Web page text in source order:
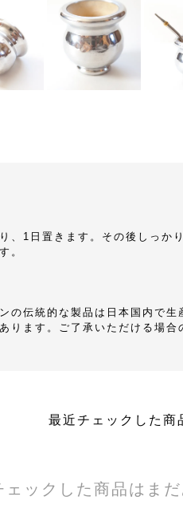
、1日置きます。その後しっか
。
の伝統的な製品は日本国内で生
ります。ご了承いただける場合
最近チェックした商
ェックした商品はまだ